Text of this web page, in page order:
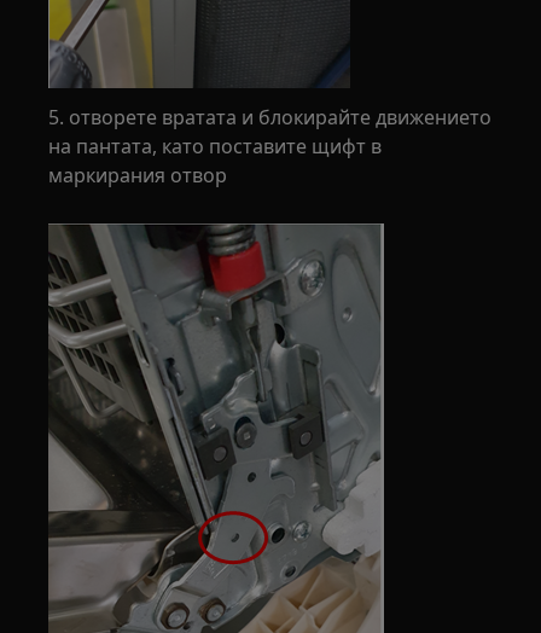
5. отворете вратата и блокирайте движението
на пантата, като поставите щифт в
маркирания отвор